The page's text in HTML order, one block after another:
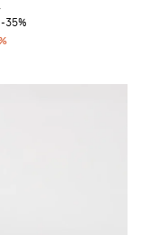
-35%